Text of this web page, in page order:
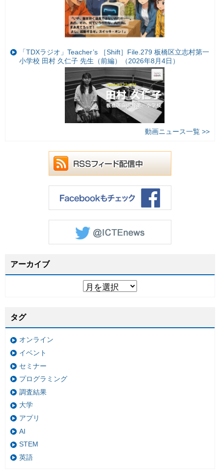
「TDXラジオ」Teacher’s ［Shift］File.279 板橋区立志村第一
小学校 田村 久仁子 先生（前編）（2026年8月4日）
動画ニュース一覧 >>
アーカイブ
タグ
オンライン
イベント
セミナー
プログラミング
調査結果
大学
アプリ
AI
STEM
英語